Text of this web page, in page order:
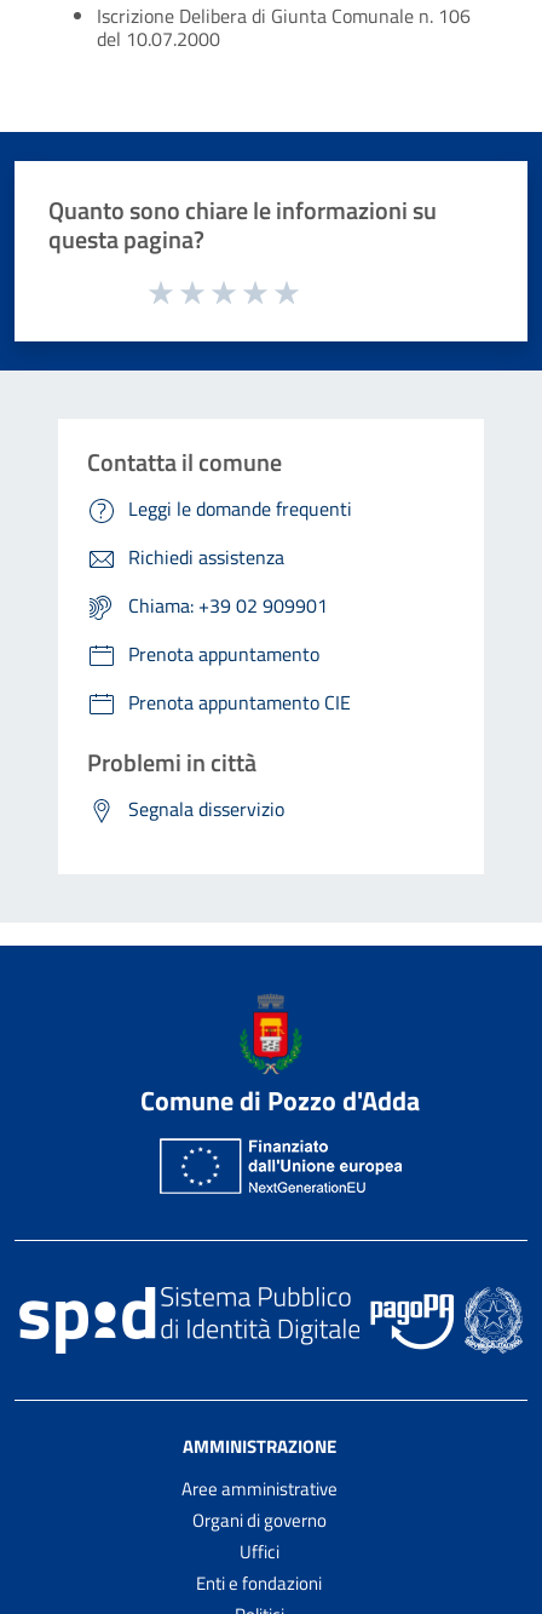
Iscrizione Delibera di Giunta Comunale n. 106
del 10.07.2000
Quanto sono chiare le informazioni su
questa pagina?
Valuta da 1 a 5 stelle la pagina
Contatta il comune
Leggi le domande frequenti
Richiedi assistenza
Chiama: +39 02 909901
Prenota appuntamento
Prenota appuntamento CIE
Problemi in città
Segnala disservizio
Comune di Pozzo d'Adda
AMMINISTRAZIONE
Aree amministrative
Organi di governo
Uffici
Enti e fondazioni